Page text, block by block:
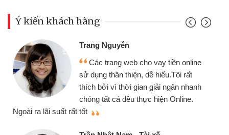
Ý kiến khách hàng
Trang Nguyễn
Các trang web cho vay tiền online
sử dụng thân thiện, dễ hiểu.Tôi rất
thích bởi vì thời gian giải ngân nhanh
chóng tất cả đều thực hiện Online.
Ngoài ra lãi suất rất tốt